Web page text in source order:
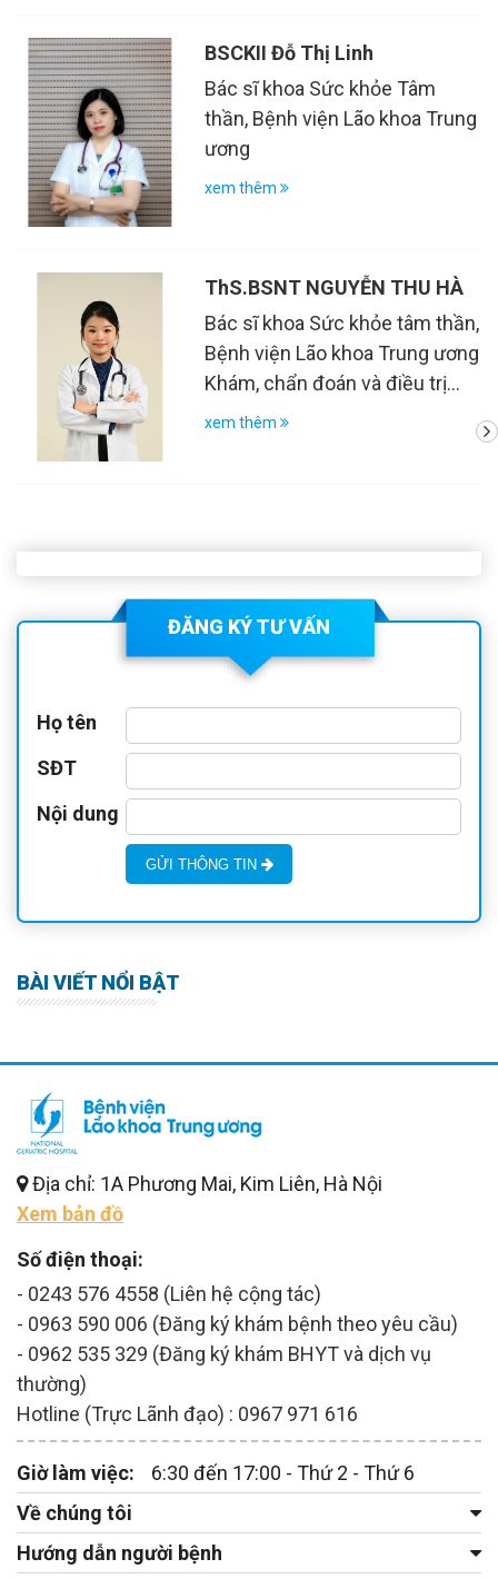
BSCKII Đỗ Thị Linh
Bác sĩ khoa Sức khỏe Tâm
thần, Bệnh viện Lão khoa Trung
ương
xem thêm
ThS.BSNT NGUYỄN THU HÀ
Bác sĩ khoa Sức khỏe tâm thần,
Bệnh viện Lão khoa Trung ương
Khám, chẩn đoán và điều trị
các rối loạn tâm thần người cao
sử dụng chất… Tư vấn các vấn
đề về tâm lý, căng thẳng, tự sát
xem thêm
ĐĂNG KÝ TƯ VẤN
Họ tên
SĐT
Nội dung
GỬI THÔNG TIN
BÀI VIẾT NỔI BẬT
Địa chỉ: 1A Phương Mai, Kim Liên, Hà Nội
Xem bản đồ
Số điện thoại:
- 0243 576 4558 (Liên hệ cộng tác)
- 0963 590 006 (Đăng ký khám bệnh theo yêu cầu)
- 0962 535 329 (Đăng ký khám BHYT và dịch vụ
thường)
Hotline (Trực Lãnh đạo) : 0967 971 616
Giờ làm việc:
6:30 đến 17:00 - Thứ 2 - Thứ 6
Về chúng tôi
Hướng dẫn người bệnh